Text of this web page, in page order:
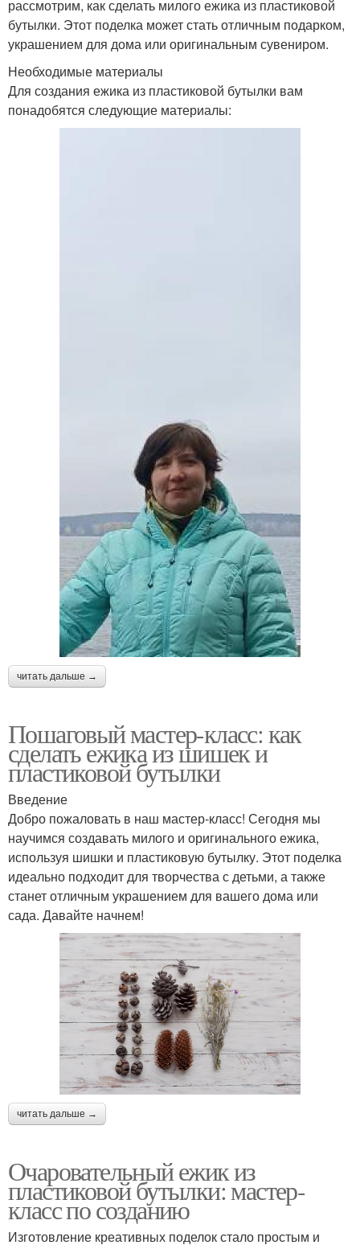
рассмотрим, как сделать милого ежика из пластиковой
бутылки. Этот поделка может стать отличным подарком,
украшением для дома или оригинальным сувениром.
Необходимые материалы
Для создания ежика из пластиковой бутылки вам
понадобятся следующие материалы:
читать дальше →
Пошаговый мастер-класс: как
сделать ежика из шишек и
пластиковой бутылки
Введение
Добро пожаловать в наш мастер-класс! Сегодня мы
научимся создавать милого и оригинального ежика,
используя шишки и пластиковую бутылку. Этот поделка
идеально подходит для творчества с детьми, а также
станет отличным украшением для вашего дома или
сада. Давайте начнем!
читать дальше →
Очаровательный ежик из
пластиковой бутылки: мастер-
класс по созданию
Изготовление креативных поделок стало простым и